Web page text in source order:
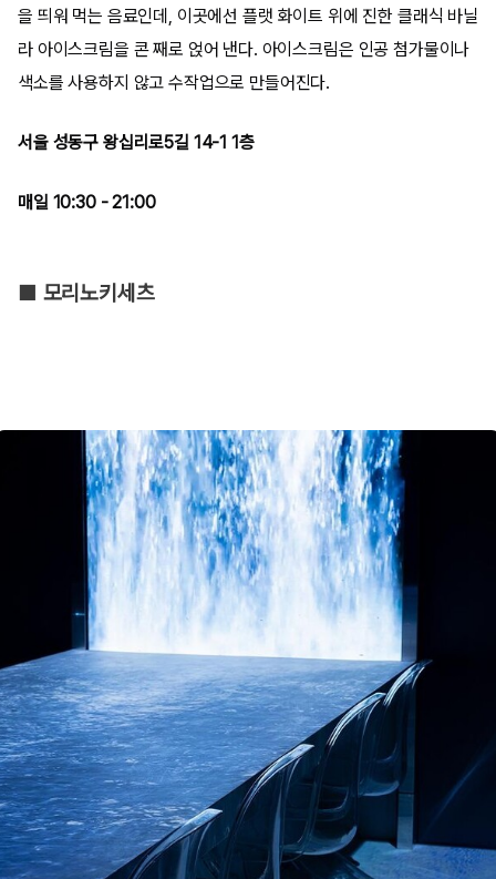
을 띄워 먹는 음료인데, 이곳에선 플랫 화이트 위에 진한 클래식 바닐
라 아이스크림을 콘 째로 얹어 낸다. 아이스크림은 인공 첨가물이나
색소를 사용하지 않고 수작업으로 만들어진다.
서울 성동구 왕십리로5길 14-1 1층
매일 10:30 - 21:00
■ 모리노키세츠